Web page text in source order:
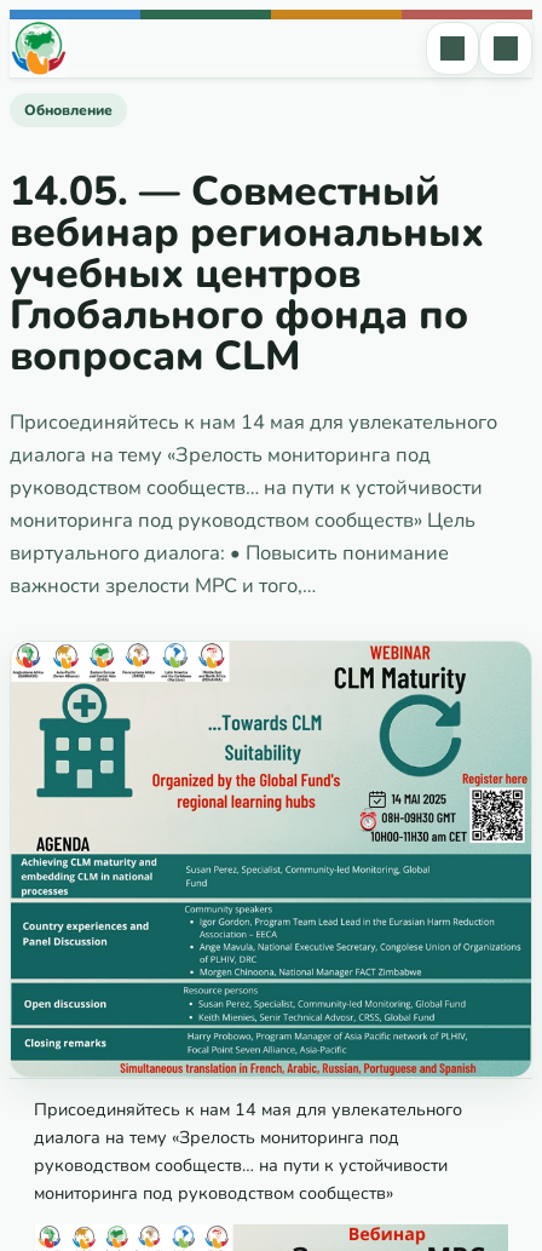
Перейти к содержимому
Обновление
14.05. — Совместный
вебинар региональных
учебных центров
Глобального фонда по
вопросам CLM
Присоединяйтесь к нам 14 мая для увлекательного
диалога на тему «Зрелость мониторинга под
руководством сообществ… на пути к устойчивости
мониторинга под руководством сообществ» Цель
виртуального диалога: • Повысить понимание
важности зрелости МРС и того,…
Присоединяйтесь к нам 14 мая для увлекательного
диалога на тему «Зрелость мониторинга под
руководством сообществ… на пути к устойчивости
мониторинга под руководством сообществ»